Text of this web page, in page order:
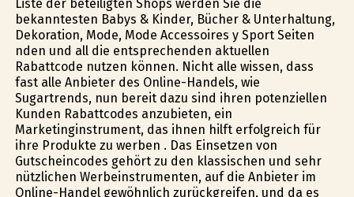
Liste der beteiligten Shops werden Sie die
bekanntesten Babys & Kinder, Bücher & Unterhaltung,
Dekoration, Mode, Mode Accessoires y Sport Seiten
finden und all die entsprechenden aktuellen
Rabattcode nutzen können. Nicht alle wissen, dass
fast alle Anbieter des Online-Handels, wie
Sugartrends, nun bereit dazu sind ihren potenziellen
Kunden Rabattcodes anzubieten, ein
Marketinginstrument, das ihnen hilft erfolgreich für
ihre Produkte zu werben . Das Einsetzen von
Gutscheincodes gehört zu den klassischen und sehr
nützlichen Werbeinstrumenten, auf die Anbieter im
Online-Handel gewöhnlich zurückgreifen, und da es